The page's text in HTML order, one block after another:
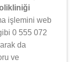
işlemini web
0 555 072
da
ve